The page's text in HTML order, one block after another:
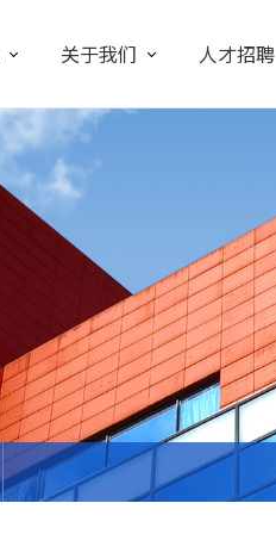
关于我们 人才招聘